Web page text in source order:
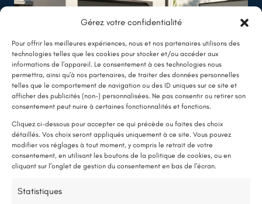
Gérez votre confidentialité
Pour offrir les meilleures expériences, nous et nos partenaires utilisons des
technologies telles que les cookies pour stocker et/ou accéder aux
informations de l’appareil. Le consentement à ces technologies nous
permettra, ainsi qu’à nos partenaires, de traiter des données personnelles
telles que le comportement de navigation ou des ID uniques sur ce site et
afficher des publicités (non-) personnalisées. Ne pas consentir ou retirer son
consentement peut nuire à certaines fonctionnalités et fonctions.
Cliquez ci-dessous pour accepter ce qui précède ou faites des choix
détaillés. Vos choix seront appliqués uniquement à ce site. Vous pouvez
modifier vos réglages à tout moment, y compris le retrait de votre
consentement, en utilisant les boutons de la politique de cookies, ou en
cliquant sur l’onglet de gestion du consentement en bas de l’écran.
Statistiques
LE SAVIEZ-VOUS ?
Une pompe à chaleur (PAC) utilise très peu d’électricité : elle consomme
environ 1 kWh pour générer 4 kWh de chaleur.
Une solution performante et économique
75 % de l’énergie provient des calories naturellement présentes dans